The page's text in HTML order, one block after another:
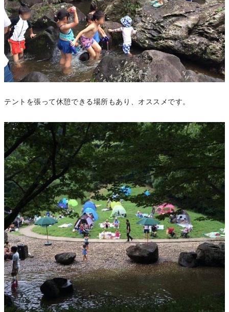
テントを張って休憩できる場所もあり、オススメです。